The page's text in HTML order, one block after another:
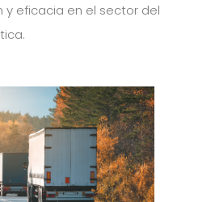
y eficacia en el sector del